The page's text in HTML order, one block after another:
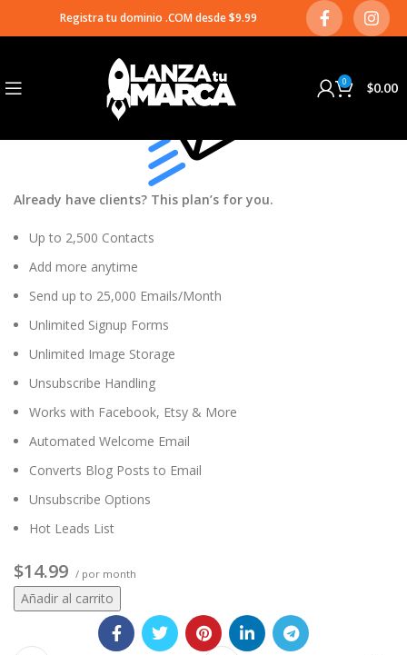
Registra tu dominio .COM desde $9.99
0 $0.00
Email Marketing Up & Running
03
Already have clients? This plan’s for you.
Up to 2,500 Contacts
Add more anytime
Send up to 25,000 Emails/Month
Unlimited Signup Forms
Unlimited Image Storage
Unsubscribe Handling
Works with Facebook, Etsy & More
Automated Welcome Email
Converts Blog Posts to Email
Unsubscribe Options
Hot Leads List
$14.99 / por month
Añadir al carrito